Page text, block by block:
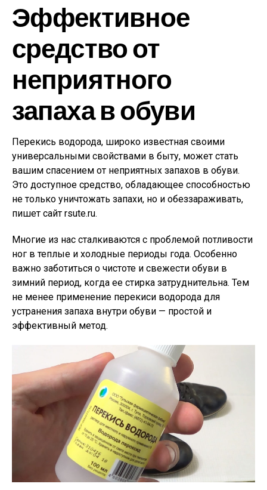
Эффективное
средство от
неприятного
запаха в обуви
Перекись водорода, широко известная своими
универсальными свойствами в быту, может стать
вашим спасением от неприятных запахов в обуви.
Это доступное средство, обладающее способностью
не только уничтожать запахи, но и обеззараживать,
пишет сайт rsute.ru.
Многие из нас сталкиваются с проблемой потливости
ног в теплые и холодные периоды года. Особенно
важно заботиться о чистоте и свежести обуви в
зимний период, когда ее стирка затруднительна. Тем
не менее применение перекиси водорода для
устранения запаха внутри обуви — простой и
эффективный метод.